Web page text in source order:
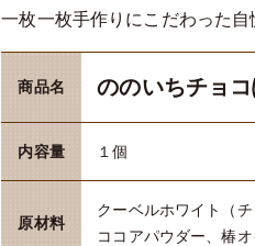
一枚一枚手作りにこだわった自
商品名 ののいちチョ
内容量 １個
原材料
クーベルホワイト（
ココアパウダー、椿